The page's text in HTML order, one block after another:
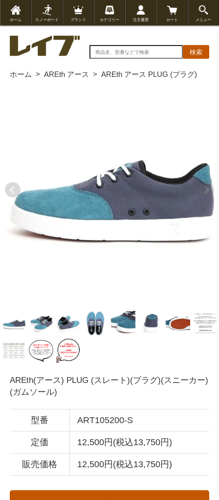
ホーム スノーボード ブランド カテゴリー 注文履歴 カート メニュー
検索
ホーム > AREth アース > AREth アース PLUG (プラグ)
AREth(アース) PLUG (スレート)(プラグ)(スニーカー)
(ガムソール)
型番 ART105200-S
定価 12,500円(税込13,750円)
販売価格 12,500円(税込13,750円)